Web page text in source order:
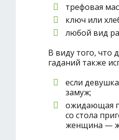
трефовая
ключ или
любой вид
В виду того, что
гаданий также
если
замуж;
ожидающая
со стола
женщина —